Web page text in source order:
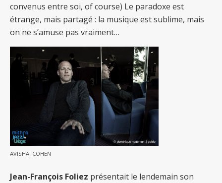
convenus entre soi, of course) Le paradoxe est
étrange, mais partagé : la musique est sublime, mais
on ne s’amuse pas vraiment…
AVISHAI COHEN
Jean-François Foliez présentait le lendemain son